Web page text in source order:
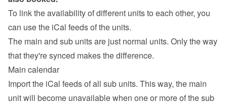
To link the availability of different units to each other, you
can use the iCal feeds of the units.
The main and sub units are just normal units. Only the way
that they're synced makes the difference.
Main calendar
Import the iCal feeds of all sub units. This way, the main
unit will become unavailable when one or more of the sub